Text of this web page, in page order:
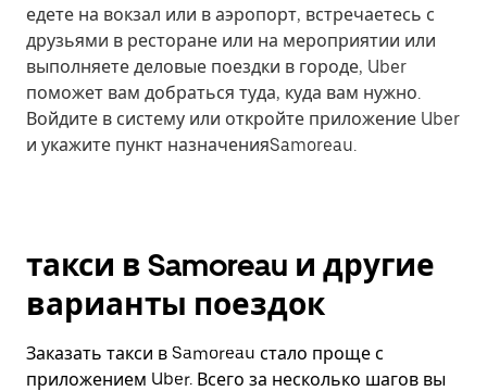
едете на вокзал или в аэропорт, встречаетесь с
друзьями в ресторане или на мероприятии или
выполняете деловые поездки в городе, Uber
поможет вам добраться туда, куда вам нужно.
Войдите в систему или откройте приложение Uber
и укажите пункт назначенияSamoreau.
такси в Samoreau и другие
варианты поездок
Заказать такси в Samoreau стало проще с
приложением Uber. Всего за несколько шагов вы